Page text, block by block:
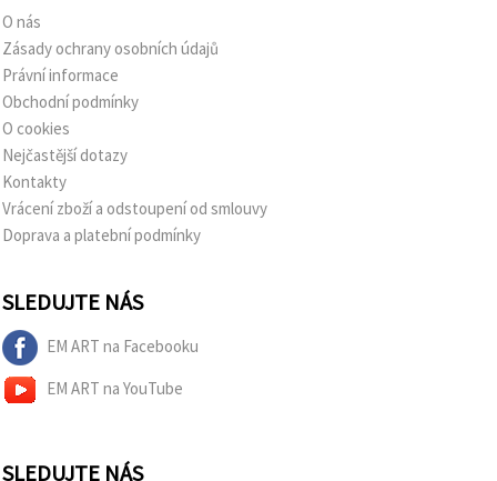
O nás
Zásady ochrany osobních údajů
Právní informace
Obchodní podmínky
O cookies
Nejčastější dotazy
Kontakty
Vrácení zboží a odstoupení od smlouvy
Doprava a platební podmínky
SLEDUJTE NÁS
EM ART na Facebooku
EM ART na YouTube
SLEDUJTE NÁS